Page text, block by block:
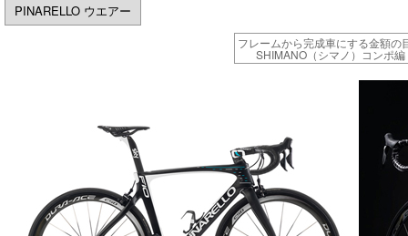
PINARELLO ウエアー
フレームから完成車にする金額の
SHIMANO（シマノ）コンポ編